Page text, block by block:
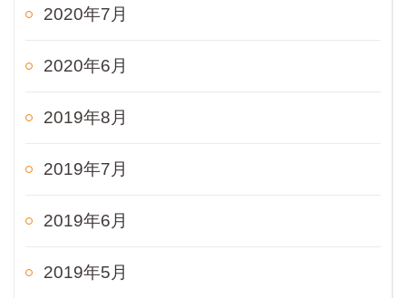
2020年7月
2020年6月
2019年8月
2019年7月
2019年6月
2019年5月